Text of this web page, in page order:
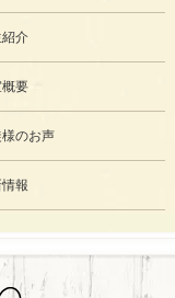
介
要
のお声
報